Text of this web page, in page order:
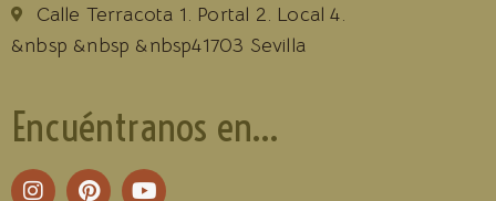
Calle Terracota 1. Portal 2. Local 4.
&nbsp &nbsp &nbsp41703 Sevilla
Encuéntranos en...